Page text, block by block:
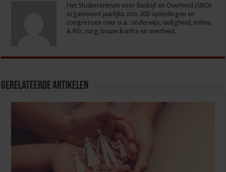
Het Studiecentrum voor Bedrijf en Overheid (SBO)
organiseert jaarlijks zo’n 200 opleidingen en
congressen over o.a. onderwijs, veiligheid, milieu
& RO, zorg, bouw & infra en overheid.
Gerelateerde Artikelen